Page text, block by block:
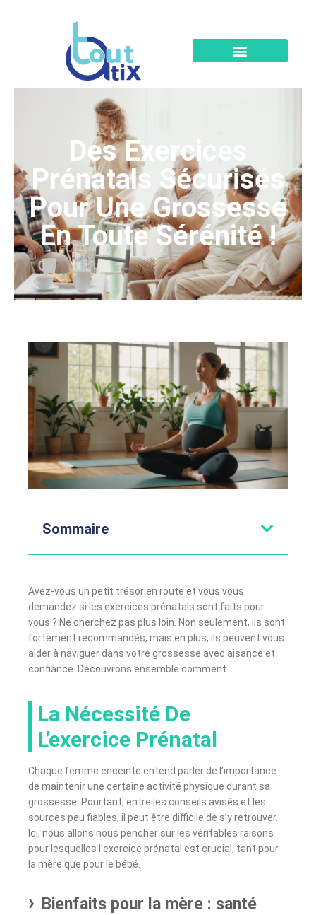
Des Exercices
Prénatals Sécurisés
Pour Une Grossesse
En Toute Sérénité !
Sommaire
Avez-vous un petit trésor en route et vous vous
demandez si les exercices prénatals sont faits pour
vous ? Ne cherchez pas plus loin. Non seulement, ils sont
fortement recommandés, mais en plus, ils peuvent vous
aider à naviguer dans votre grossesse avec aisance et
confiance. Découvrons ensemble comment.
La Nécessité De
L’exercice Prénatal
Chaque femme enceinte entend parler de l’importance
de maintenir une certaine activité physique durant sa
grossesse. Pourtant, entre les conseils avisés et les
sources peu fiables, il peut être difficile de s’y retrouver.
Ici, nous allons nous pencher sur les véritables raisons
pour lesquelles l’exercice prénatal est crucial, tant pour
la mère que pour le bébé.
Bienfaits pour la mère : santé